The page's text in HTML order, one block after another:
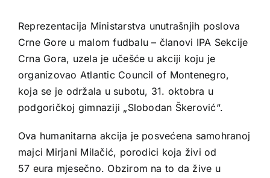
Reprezentacija Ministarstva unutrašnjih poslova
Crne Gore u malom fudbalu – članovi IPA Sekcije
Crna Gora, uzela je učešće u akciji koju je
organizovao Atlantic Council of Montenegro,
koja se je održala u subotu, 31. oktobra u
podgoričkoj gimnaziji „Slobodan Škerović“.
Ova humanitarna akcija je posvećena samohranoj
majci Mirjani Milačić, porodici koja živi od
57 eura mjesečno. Obzirom na to da žive u